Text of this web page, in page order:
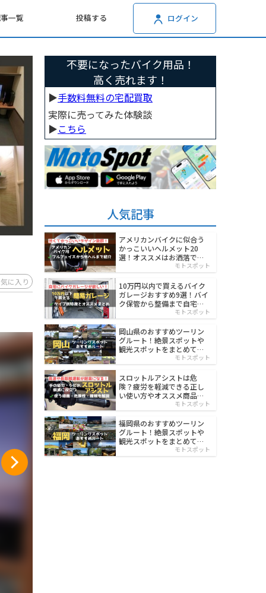
一覧 投稿する ログイン
に入り
不要になったバイク用品！
高く売れます！
▶︎手数料無料の宅配買取
実際に売ってみた体験談
▶︎こちら
人気記事
アメリカンバイクに似合う
かっこいいヘルメット20
選！オススメはお洒落でワ
モトスポット
10万円以内で買えるバイク
ガレージおすすめ9選！バイ
ク保管から整備まで自宅で
モトスポット
岡山県のおすすめツーリン
グルート！絶景スポットや
観光スポットをまとめて紹
モトスポット
スロットルアシストは危
険？疲労を軽減できる正し
い使い方やオススメ商品を
モトスポット
福岡県のおすすめツーリン
グルート！絶景スポットや
観光スポットをまとめて紹
モトスポット